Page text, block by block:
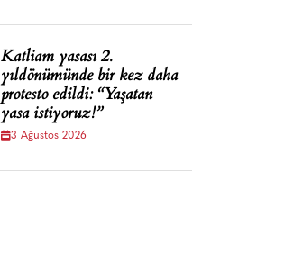
Katliam yasası 2.
yıldönümünde bir kez daha
protesto edildi: “Yaşatan
yasa istiyoruz!”
3 Ağustos 2026